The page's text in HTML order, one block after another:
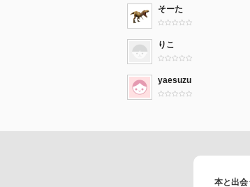
そーた
りこ
yaesuzu
本と出会